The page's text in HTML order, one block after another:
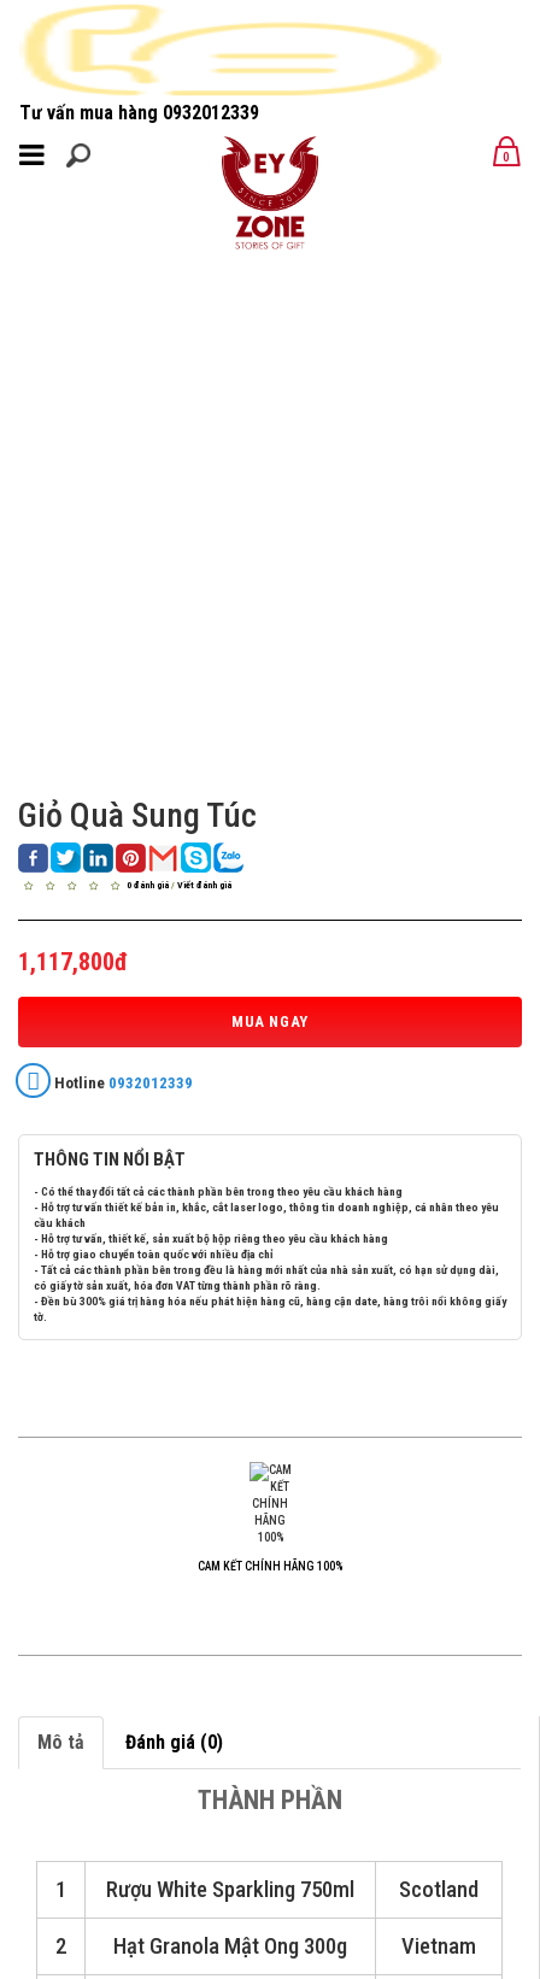
Tư vấn mua hàng 0932012339
MENU 0
Giỏ Quà Sung Túc
0 đánh giá / Viết đánh giá
1,117,800đ
MUA NGAY
Hotline 0932012339
THÔNG TIN NỔI BẬT
- Có thể thay đổi tất cả các thành phần bên trong theo yêu cầu khách hàng
- Hỗ trợ tư vấn thiết kế bản in, khắc, cắt laser logo, thông tin doanh nghiệp, cá nhân theo yêu
cầu khách
- Hỗ trợ tư vấn, thiết kế, sản xuất bộ hộp riêng theo yêu cầu khách hàng
- Hỗ trợ giao chuyển toàn quốc với nhiều địa chỉ
- Tất cả các thành phần bên trong đều là hàng mới nhất của nhà sản xuất, có hạn sử dụng dài,
có giấy tờ sản xuất, hóa đơn VAT từng thành phần rõ ràng.
- Đền bù 300% giá trị hàng hóa nếu phát hiện hàng cũ, hàng cận date, hàng trôi nổi không giấy
tờ.
CAM KẾT CHÍNH HÃNG 100%
Mô tả Đánh giá (0)
THÀNH PHẦN
1 Rượu White Sparkling 750ml Scotland
2 Hạt Granola Mật Ong 300g Vietnam